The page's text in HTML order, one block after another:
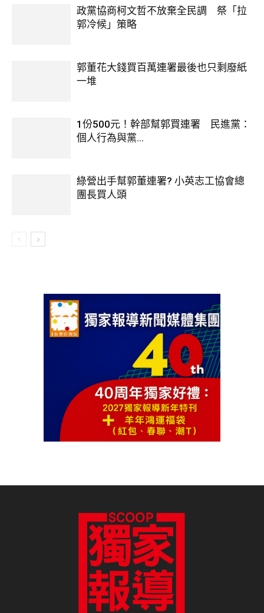
政黨協商柯文哲不放棄全民調 祭「拉
郭冷候」策略
郭董花大錢買百萬連署最後也只剩廢紙
一堆
1份500元！幹部幫郭買連署 民進黨：
個人行為與黨...
綠營出手幫郭董連署? 小英志工協會總
團長買人頭